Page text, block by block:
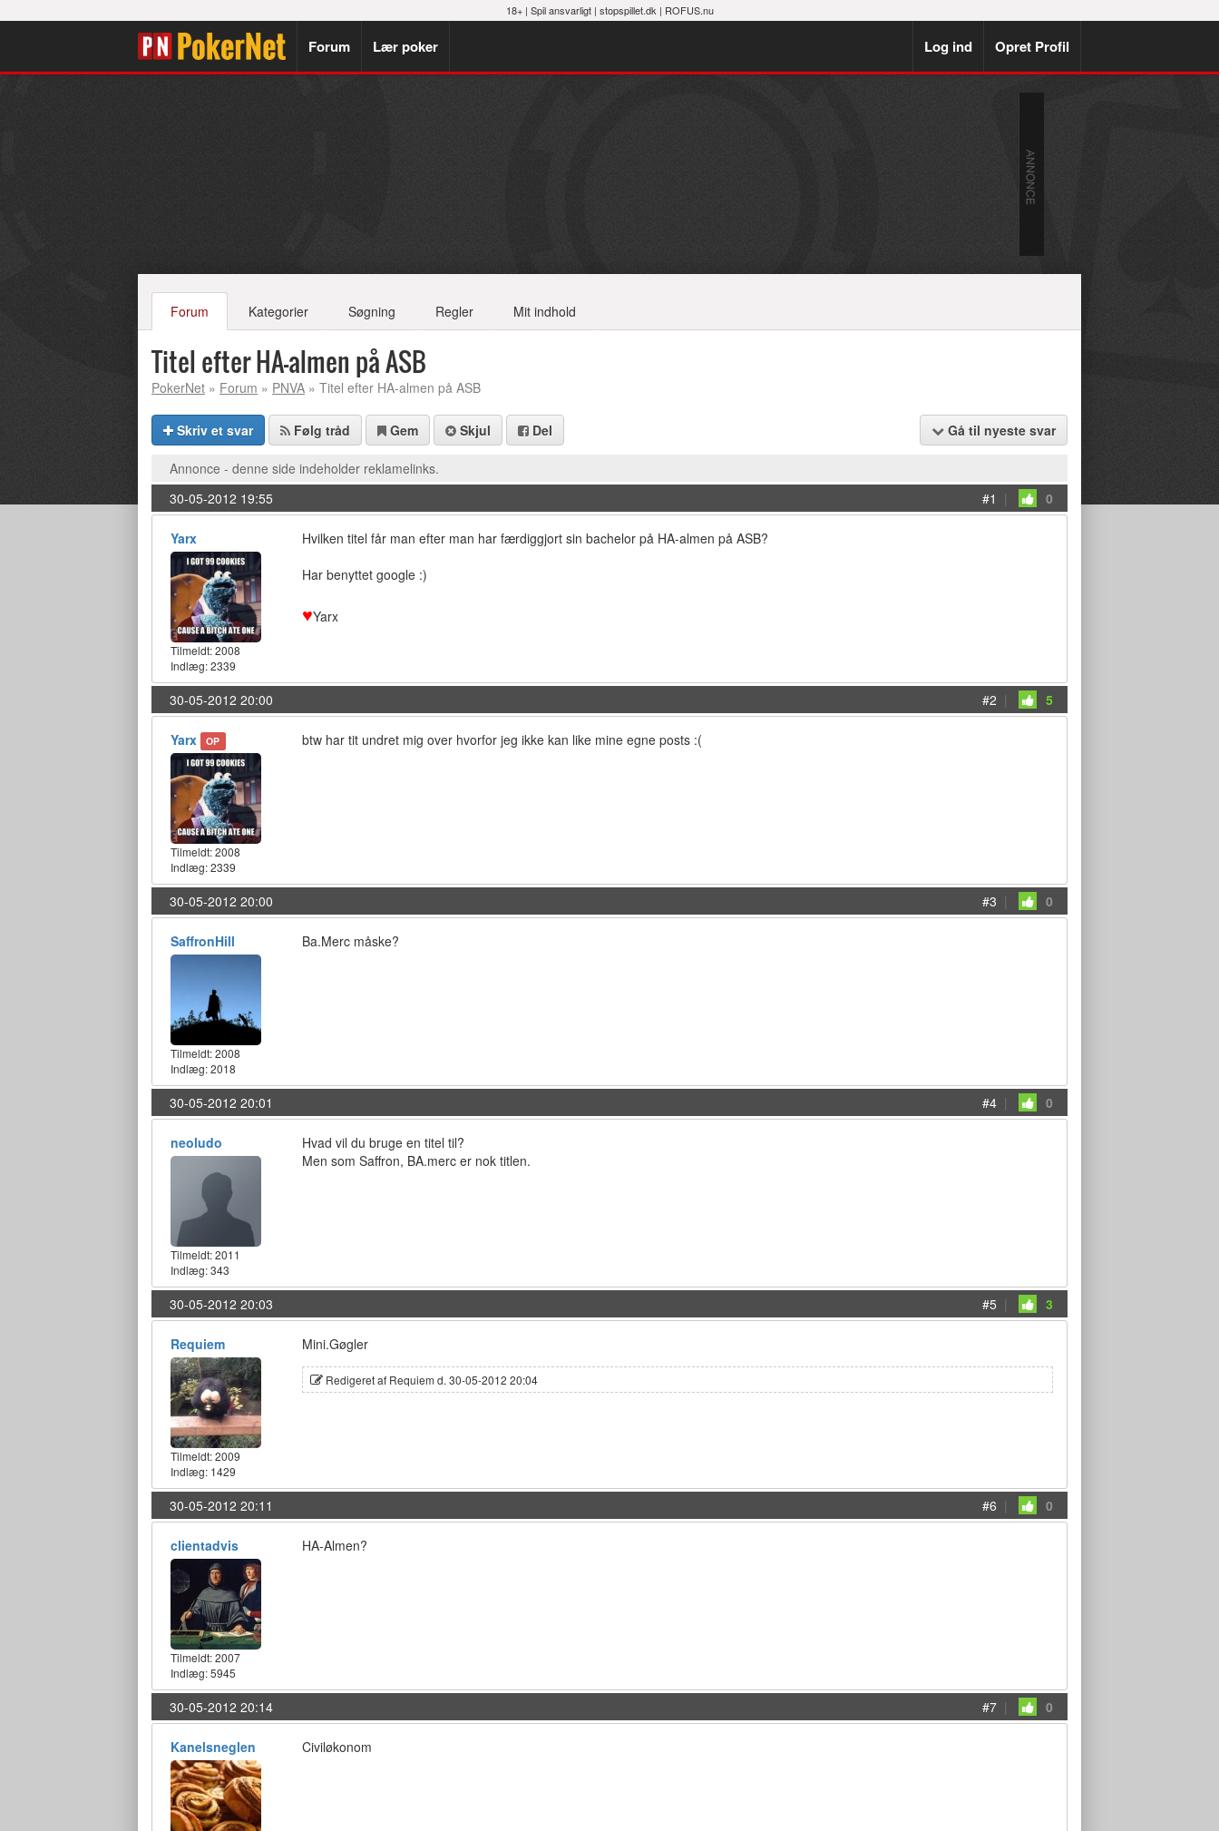
18+ | Spil ansvarligt| stopspillet.dk | ROFUS.nu
Forum Lær poker Log ind Opret Profil
Forum Kategorier Søgning Regler Mit indhold
Titel efter HA-almen på ASB
PokerNet » Forum » PNVA » Titel efter HA-almen på ASB
Skriv et svar Følg tråd Gem Skjul Del Gå til nyeste svar
Annonce - denne side indeholder reklamelinks.
30-05-2012 19:55
#1 | 0
Yarx
Tilmeldt:2008
Indlæg: 2339
Hvilken titel får man efter man har færdiggjort sin bachelor på HA-almen på ASB?
Har benyttet google :)
♥Yarx
30-05-2012 20:00 #2 | 5
Yarx OP
Tilmeldt:2008
Indlæg: 2339
btw har tit undret mig over hvorfor jeg ikke kan like mine egne posts :(
30-05-2012 20:00 #3 | 0
SaffronHill
Tilmeldt:2008
Indlæg: 2018
Ba.Merc måske?
30-05-2012 20:01 #4 | 0
neoludo
Tilmeldt:2011
Indlæg: 343
Hvad vil du bruge en titel til?
Men som Saffron, BA.merc er nok titlen.
30-05-2012 20:03 #5 | 3
Requiem
Tilmeldt:2009
Indlæg: 1429
Mini.Gøgler
Redigeret af Requiem d. 30-05-2012 20:04
30-05-2012 20:11 #6 | 0
clientadvis
Tilmeldt:2007
Indlæg: 5945
HA-Almen?
30-05-2012 20:14 #7 | 0
Kanelsneglen Civiløkonom